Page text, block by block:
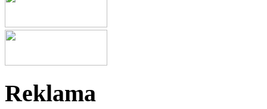
Reklama